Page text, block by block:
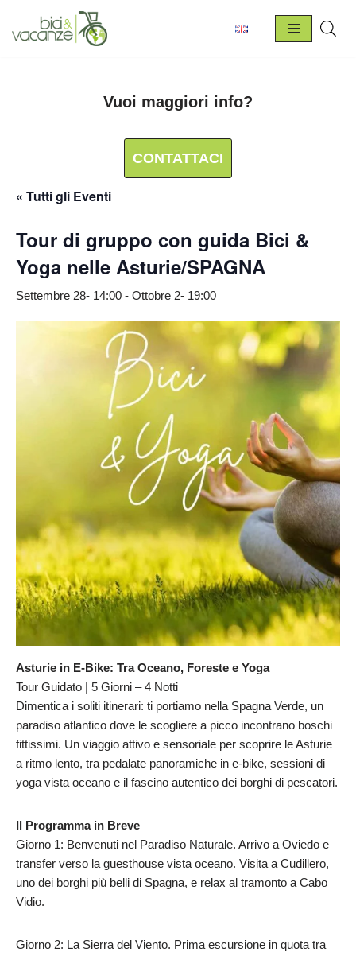
Vai
Vuoi maggiori info?
CONTATTACI
« Tutti gli Eventi
Tour di gruppo con guida Bici &
Yoga nelle Asturie/SPAGNA
Settembre 28- 14:00 - Ottobre 2- 19:00
Asturie in E-Bike: Tra Oceano, Foreste e Yoga
Tour Guidato | 5 Giorni – 4 Notti
Dimentica i soliti itinerari: ti portiamo nella Spagna Verde, un
paradiso atlantico dove le scogliere a picco incontrano boschi
fittissimi. Un viaggio attivo e sensoriale per scoprire le Asturie
a ritmo lento, tra pedalate panoramiche in e-bike, sessioni di
yoga vista oceano e il fascino autentico dei borghi di pescatori.
Il Programma in Breve
Giorno 1: Benvenuti nel Paradiso Naturale. Arrivo a Oviedo e
transfer verso la guesthouse vista oceano. Visita a Cudillero,
uno dei borghi più belli di Spagna, e relax al tramonto a Cabo
Vidio.
Giorno 2: La Sierra del Viento. Prima escursione in quota tra